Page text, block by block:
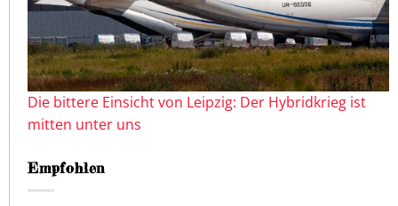
Die bittere Einsicht von Leipzig: Der Hybridkrieg ist
mitten unter uns
Empfohlen